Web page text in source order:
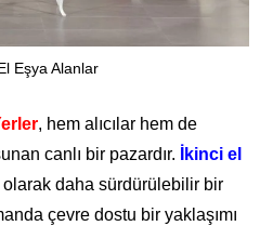
Eşya Alanlar
, hem alıcılar hem de
canlı bir pazardır.
İkinci el
olarak daha sürdürülebilir bir
çevre dostu bir yaklaşımı